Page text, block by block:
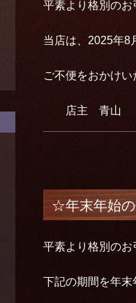
平素より格別の
当店は、2025年8
ご不便をおかけ
店主 青山
☆年末年始
平素より格別の
下記の期間を年